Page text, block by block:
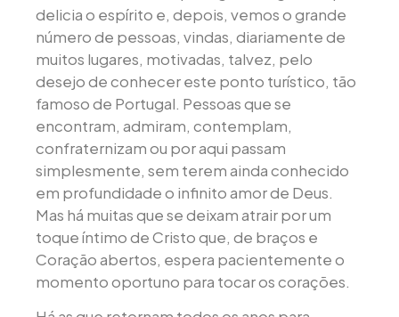
delicia o espírito e, depois, vemos o grande
número de pessoas, vindas, diariamente de
muitos lugares, motivadas, talvez, pelo
desejo de conhecer este ponto turístico, tão
famoso de Portugal. Pessoas que se
encontram, admiram, contemplam,
confraternizam ou por aqui passam
simplesmente, sem terem ainda conhecido
em profundidade o infinito amor de Deus.
Mas há muitas que se deixam atrair por um
toque íntimo de Cristo que, de braços e
Coração abertos, espera pacientemente o
momento oportuno para tocar os corações.